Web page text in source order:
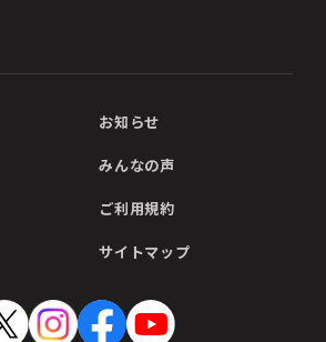
お知らせ
みんなの声
ご利用規約
サイトマップ